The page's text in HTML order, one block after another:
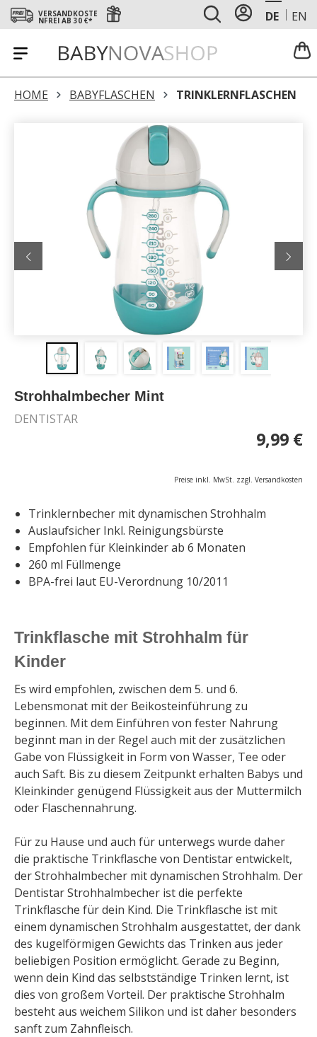
VERSANDKOSTE
NFREI AB 30 €* DE EN
HOME BABYFLASCHEN TRINKLERNFLASCHEN
Strohhalmbecher Mint
DENTISTAR
9,99 €
Preise inkl. MwSt. zzgl. Versandkosten
Trinklernbecher mit dynamischen Strohhalm
Auslaufsicher Inkl. Reinigungsbürste
Empfohlen für Kleinkinder ab 6 Monaten
260 ml Füllmenge
BPA-frei laut EU-Verordnung 10/2011
Trinkflasche mit Strohhalm für
Kinder
Es wird empfohlen, zwischen dem 5. und 6.
Lebensmonat mit der Beikosteinführung zu
beginnen. Mit dem Einführen von fester Nahrung
beginnt man in der Regel auch mit der zusätzlichen
Gabe von Flüssigkeit in Form von Wasser, Tee oder
auch Saft. Bis zu diesem Zeitpunkt erhalten Babys und
Kleinkinder genügend Flüssigkeit aus der Muttermilch
oder Flaschennahrung.
Für zu Hause und auch für unterwegs wurde daher
die praktische Trinkflasche von Dentistar entwickelt,
der Strohhalmbecher mit dynamischen Strohhalm. Der
Dentistar Strohhalmbecher ist die perfekte
Trinkflasche für dein Kind. Die Trinkflasche ist mit
einem dynamischen Strohhalm ausgestattet, der dank
des kugelförmigen Gewichts das Trinken aus jeder
beliebigen Position ermöglicht. Gerade zu Beginn,
wenn dein Kind das selbstständige Trinken lernt, ist
dies von großem Vorteil. Der praktische Strohhalm
besteht aus weichem Silikon und ist daher besonders
sanft zum Zahnfleisch.